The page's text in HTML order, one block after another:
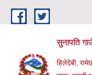
Skip to main content
सुनापति
हिलेदेबी,